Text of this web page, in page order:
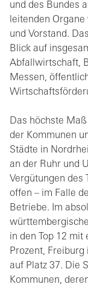
und des Bundes
leitenden
und Vorstand.
Blick auf
Abfallwirtschaft,
Messen,
Das höchste
der Kommunen
Städte in
an der Ruhr und
Vergütungen des
offen – im Falle
Betriebe. Im
in den Top 12 mit
Prozent,
auf Platz 37. Die
Kommunen,